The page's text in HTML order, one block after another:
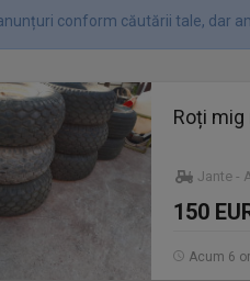
conform căutării tale, dar
Roți mig
Jante -
150
Acum 6